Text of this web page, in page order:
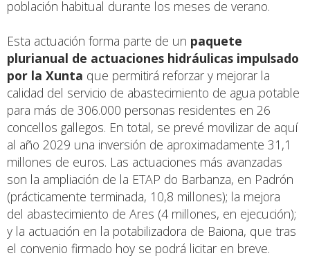
población habitual durante los meses de verano.
Esta actuación forma parte de un paquete
plurianual de actuaciones hidráulicas impulsado
por la Xunta que permitirá reforzar y mejorar la
calidad del servicio de abastecimiento de agua potable
para más de 306.000 personas residentes en 26
concellos gallegos. En total, se prevé movilizar de aquí
al año 2029 una inversión de aproximadamente 31,1
millones de euros. Las actuaciones más avanzadas
son la ampliación de la ETAP do Barbanza, en Padrón
(prácticamente terminada, 10,8 millones); la mejora
del abastecimiento de Ares (4 millones, en ejecución);
y la actuación en la potabilizadora de Baiona, que tras
el convenio firmado hoy se podrá licitar en breve.